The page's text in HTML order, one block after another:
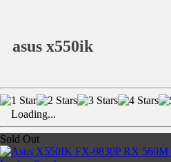
asus x550ik
Loading...
Sold Out